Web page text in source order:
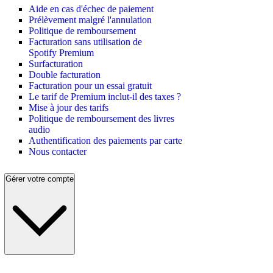
Aide en cas d'échec de paiement
Prélèvement malgré l'annulation
Politique de remboursement
Facturation sans utilisation de
Spotify Premium
Surfacturation
Double facturation
Facturation pour un essai gratuit
Le tarif de Premium inclut-il des taxes ?
Mise à jour des tarifs
Politique de remboursement des livres
audio
Authentification des paiements par carte
Nous contacter
Gérer votre compte